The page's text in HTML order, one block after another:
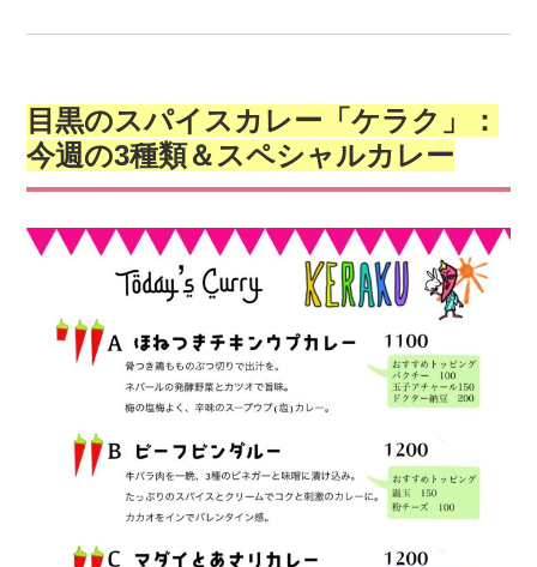
目黒のスパイスカレー「ケラク」：
今週の3種類＆スペシャルカレー